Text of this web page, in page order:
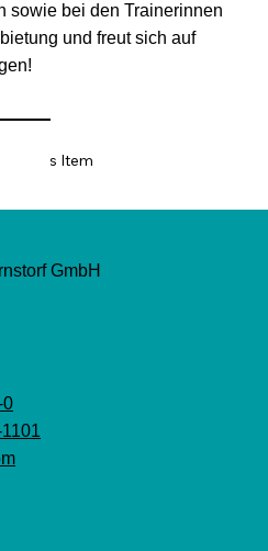
sowie bei den Trainerinnen
und freut sich auf
Previous Item
GmbH
0